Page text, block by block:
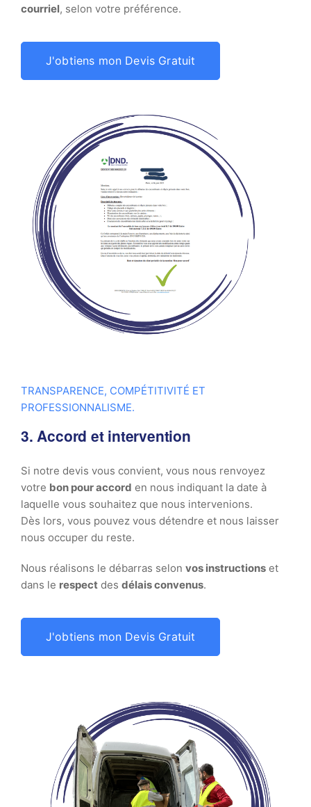
courriel, selon votre préférence.
J'obtiens mon Devis Gratuit
TRANSPARENCE, COMPÉTITIVITÉ ET
PROFESSIONNALISME.
3. Accord et intervention
Si notre devis vous convient, vous nous renvoyez
votre bon pour accord en nous indiquant la date à
laquelle vous souhaitez que nous intervenions.
Dès lors, vous pouvez vous détendre et nous laisser
nous occuper du reste.
Nous réalisons le débarras selon vos instructions et
dans le respect des délais convenus.
J'obtiens mon Devis Gratuit